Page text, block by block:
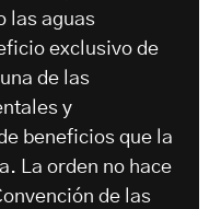
las aguas
exclusivo de
de las
y
beneficios que la
La orden no hace
de las